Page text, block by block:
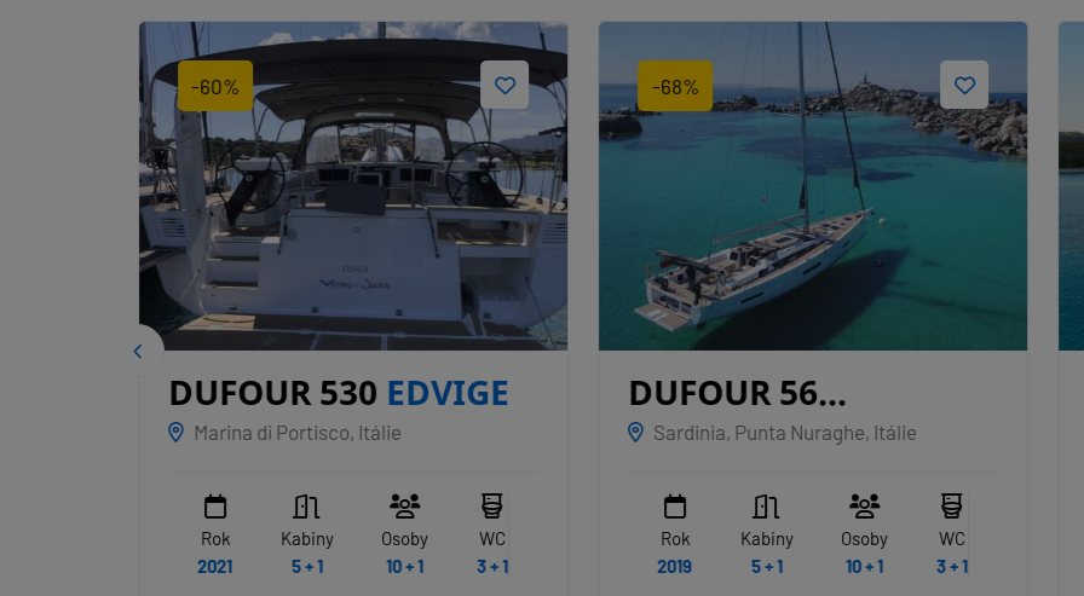
-60%
DUFOUR 530 EDVIGE
Marina di Portisco, Itálie
Rok
2021
Kabiny
5 + 1
Osoby
10 + 1
WC
3 + 1
-68%
DUFOUR 56
EXCLUSIVE
Sardinia, Punta Nuraghe, Itálie
Rok
2019
Kabiny
5 + 1
Osoby
10 + 1
WC
3 + 1